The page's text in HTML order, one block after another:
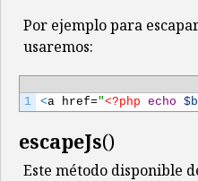
Por ejemplo para
usaremos:
1 <a href="<?php echo
escapeJs()
Este método disponible